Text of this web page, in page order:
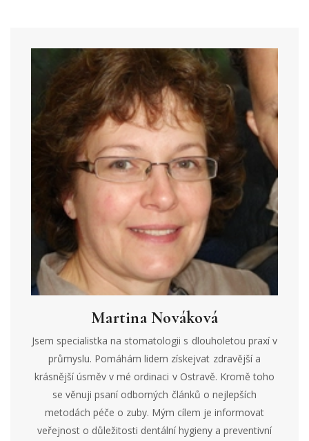
Martina Nováková
Jsem specialistka na stomatologii s dlouholetou praxí v
průmyslu. Pomáhám lidem získejvat zdravější a
krásnější úsměv v mé ordinaci v Ostravě. Kromě toho
se věnuji psaní odborných článků o nejlepších
metodách péče o zuby. Mým cílem je informovat
veřejnost o důležitosti dentální hygieny a preventivní